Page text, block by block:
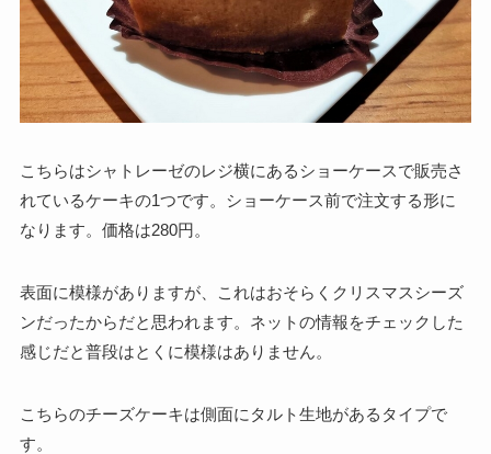
こちらはシャトレーゼのレジ横にあるショーケースで販売さ
れているケーキの1つです。ショーケース前で注文する形に
なります。価格は280円。
表面に模様がありますが、これはおそらくクリスマスシーズ
ンだったからだと思われます。ネットの情報をチェックした
感じだと普段はとくに模様はありません。
こちらのチーズケーキは側面にタルト生地があるタイプで
す。